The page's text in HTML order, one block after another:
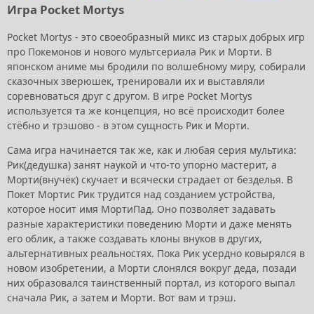
Игра Pocket Mortys
Pocket Mortys - это своеобразный микс из старых добрых игр
про Покемонов и нового мультсериала Рик и Морти. В
японском аниме мы бродили по волшебному миру, собирали
сказочных зверюшек, тренировали их и выставляли
соревноваться друг с другом. В игре Pocket Mortys
используется та же концепция, но всё происходит более
стёбно и трэшово - в этом сущность Рик и Морти.
Сама игра начинается так же, как и любая серия мультика:
Рик(дедушка) занят наукой и что-то упорно мастерит, а
Морти(внучёк) скучает и всячески страдает от безделья. В
Покет Мортис Рик трудится над созданием устройства,
которое носит имя МортиПад. Оно позволяет задавать
разные характеристики поведению Морти и даже менять
его облик, а также создавать клоны внуков в других,
альтернативных реальностях. Пока Рик усердно ковырялся в
новом изобретении, а Морти слонялся вокруг деда, позади
них образовался таинственный портал, из которого выпал
сначала Рик, а затем и Морти. Вот вам и трэш.